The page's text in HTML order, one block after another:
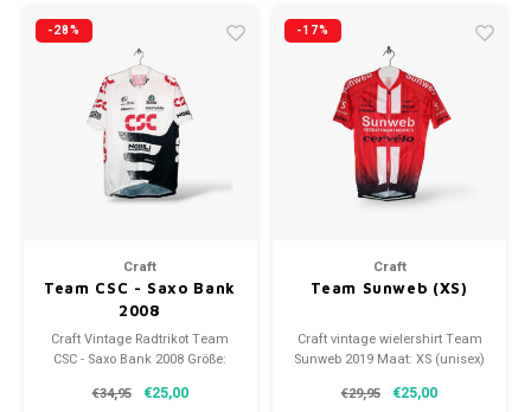
-28%
Craft
Team CSC - Saxo Bank
2008
Craft Vintage Radtrikot Team
CSC - Saxo Bank 2008 Größe:
(gebraucht)
€34,95 €25,00
-17%
Craft
Team Sunweb (XS)
Craft vintage wielershirt Team
Sunweb 2019 Maat: XS (unisex)
€29,95 €25,00